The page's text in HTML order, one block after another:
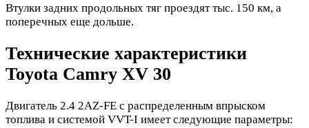
Втулки задних продольных тяг проездят тыс. 150 км, а
поперечных еще дольше.
Технические характеристики
Toyota Camry XV 30
Двигатель 2.4 2AZ-FE с распределенным впрыском
топлива и системой VVT-I имеет следующие параметры: